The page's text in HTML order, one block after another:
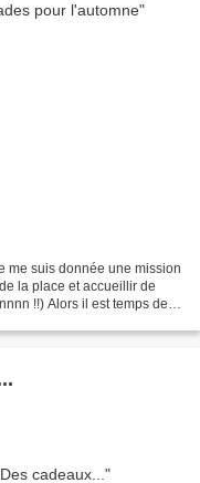
me suis donnée une mission
la place et accueillir de
!!) Alors il est temps de